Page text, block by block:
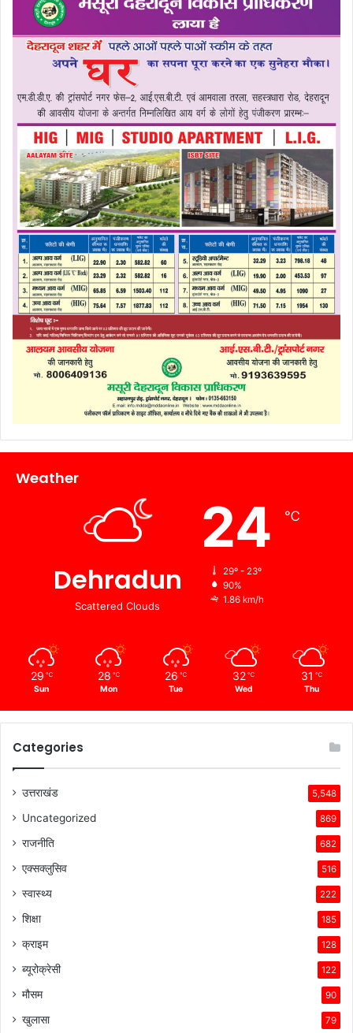
Weather
Dehradun
Scattered Clouds
24 ℃
29º - 23º
90%
1.86 km/h
29 ℃
Sun
28 ℃
Mon
26 ℃
Tue
32 ℃
Wed
31 ℃
Thu
Categories
उत्तराखंड 5,548
Uncategorized 869
राजनीति 682
एक्सक्लुसिव 516
स्वास्थ्य 222
शिक्षा 185
क्राइम 128
ब्यूरोक्रेसी 122
मौसम 90
खुलासा 79